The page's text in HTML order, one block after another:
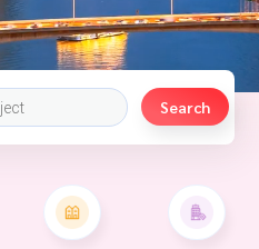
Search